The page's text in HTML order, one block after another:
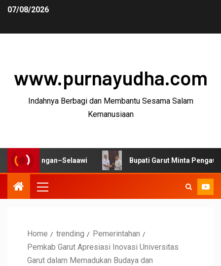
07/08/2026
www.purnayudha.com
Indahnya Berbagi dan Membantu Sesama Salam
Kemanusiaan
Bupati Garut Minta Pengawasan
Home trending
Pemerintahan
Pemkab Garut Apresiasi Inovasi Universitas
Garut dalam Memadukan Budaya dan